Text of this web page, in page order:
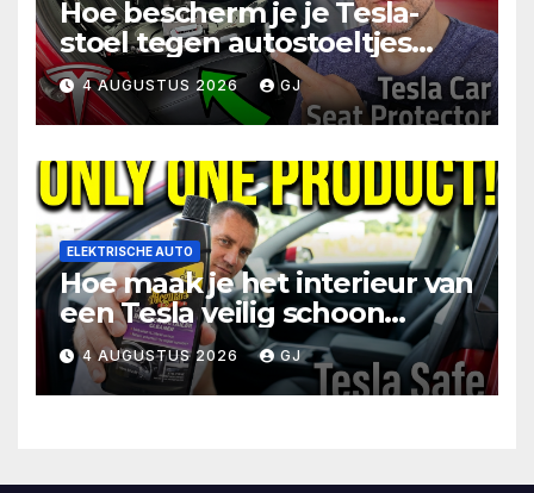
Hoe bescherm je je Tesla-
stoel tegen autostoeltjes
voor baby’s
4 AUGUSTUS 2026 GJ
ELEKTRISCHE AUTO
Hoe maak je het interieur van
een Tesla veilig schoon
(stoelen, stuurwiel, scherm)
4 AUGUSTUS 2026 GJ